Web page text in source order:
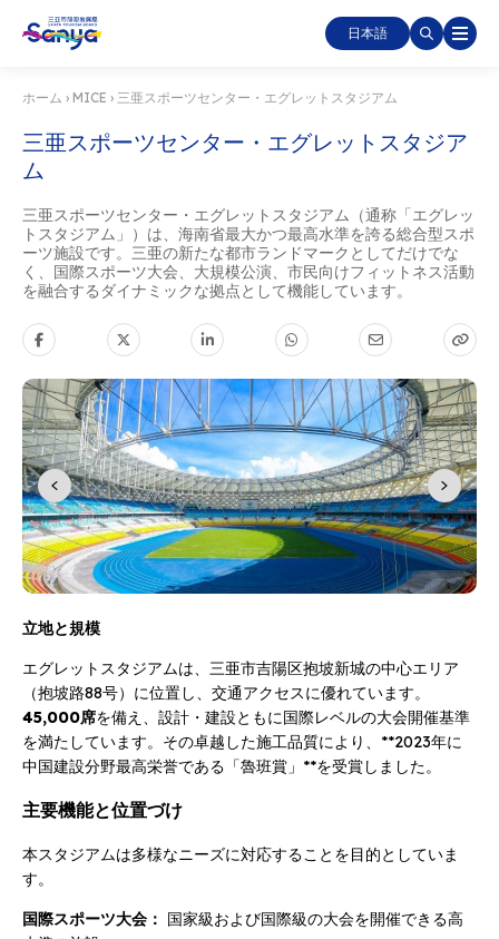
日本語
ホーム › MICE › 三亜スポーツセンター・エグレットスタジアム
三亜スポーツセンター・エグレットスタジア
ム
三亜スポーツセンター・エグレットスタジアム（通称「エグレッ
トスタジアム」）は、海南省最大かつ最高水準を誇る総合型スポ
ーツ施設です。三亜の新たな都市ランドマークとしてだけでな
く、国際スポーツ大会、大規模公演、市民向けフィットネス活動
を融合するダイナミックな拠点として機能しています。
立地と規模
エグレットスタジアムは、三亜市吉陽区抱坡新城の中心エリア
（抱坡路88号）に位置し、交通アクセスに優れています。
45,000席を備え、設計・建設ともに国際レベルの大会開催基準
を満たしています。その卓越した施工品質により、**2023年に
中国建設分野最高栄誉である「魯班賞」**を受賞しました。
主要機能と位置づけ
本スタジアムは多様なニーズに対応することを目的としていま
す。
国際スポーツ大会： 国家級および国際級の大会を開催できる高